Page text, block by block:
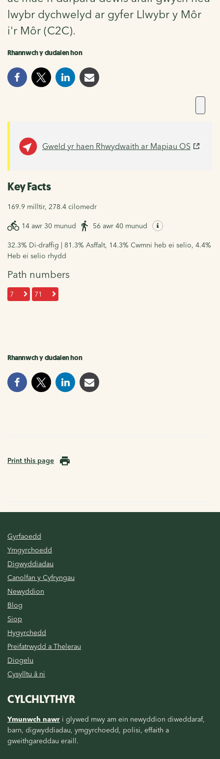
lwybr dychwelyd ar gyfer Llwybr y Môr
i'r Môr (C2C).
Rhannwch y dudalen hon
Gweld yr haen Rhwydwaith ar Mapiau OS
Key Facts
169.9 milltir, 278.4 cilomedr
14 awr 30 munud 56 awr 40 munud
32.3% Di-draffig | 81.3% Asffalt, 14.3% Cwmni heb ei selio, 4.4%
Heb ei selio rhydd
Path numbers
7 71
Rhannwch y dudalen hon
Print this page
Gyrfaoedd
Ymgyrchoedd
Digwyddiadau
Canolfan y Cyfryngau
Newyddion
Blog
Siop
Hygyrchedd
Preifatrwydd a Thelerau
Diogelu
Cysylltu â ni
CYLCHLYTHYR
Ymunwch nawr i glywed mwy am ein newyddion diweddaraf,
barn, digwyddiadau, ymgyrchoedd, polisi, effaith a
gweithgareddau eraill.